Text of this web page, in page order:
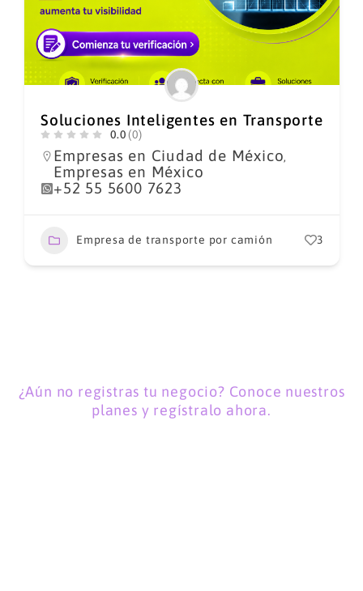
Soluciones Inteligentes en Transporte
0.0 (0)
Empresas en Ciudad de México,
Empresas en México
+52 55 5600 7623
Empresa de transporte por camión 3
¿Aún no registras tu negocio? Conoce nuestros
planes y regístralo ahora.